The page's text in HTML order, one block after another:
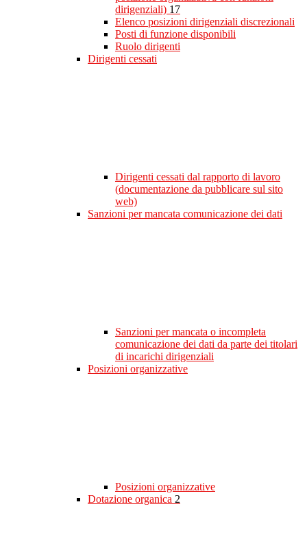
dirigenziali) 17
Elenco posizioni dirigenziali discrezionali
Posti di funzione disponibili
Ruolo dirigenti
Dirigenti cessati
Dirigenti cessati dal rapporto di lavoro
(documentazione da pubblicare sul sito
web)
Sanzioni per mancata comunicazione dei dati
Sanzioni per mancata o incompleta
comunicazione dei dati da parte dei titolari
di incarichi dirigenziali
Posizioni organizzative
Posizioni organizzative
Dotazione organica 2